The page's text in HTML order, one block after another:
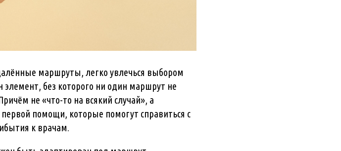
маршруты, легко увлечься выбором
без которого ни один маршрут не
не «что-то на всякий случай», а
помощи, которые помогут справиться с
к врачам.